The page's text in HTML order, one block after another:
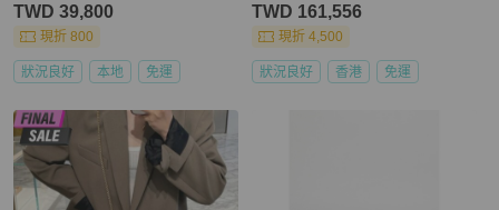
TWD 39,800
現折 800
狀況良好 本地 免運
TWD 161,556
現折 4,500
狀況良好 香港 免運